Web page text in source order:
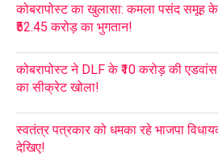
कोबरापोस्ट का खुलासा: कमला पसंद समूह के
₹52.45 करोड़ का भुगतान!
कोबरापोस्ट ने DLF के ₹10 करोड़ की
का सीक्रेट खोला!
स्वतंत्र पत्रकार को धमका रहे भाजपा
देखिए!